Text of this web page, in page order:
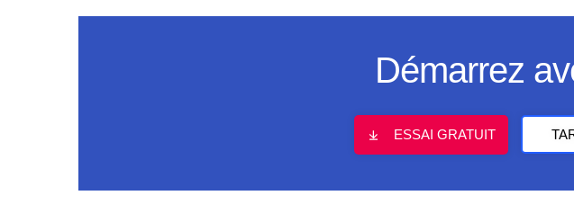
Démarrez
ESSAI GRATUIT